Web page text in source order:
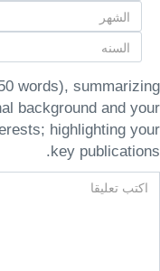
words), summarizing
background and your
highlighting your
key publications.